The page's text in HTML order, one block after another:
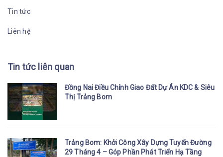
Tin tức
Liên hệ
Tin tức liên quan
Đồng Nai Điều Chỉnh Giao Đất Dự Án KDC & Siêu
Thị Trảng Bom
Trảng Bom: Khởi Công Xây Dựng Tuyến Đường
29 Tháng 4 – Góp Phần Phát Triển Hạ Tầng